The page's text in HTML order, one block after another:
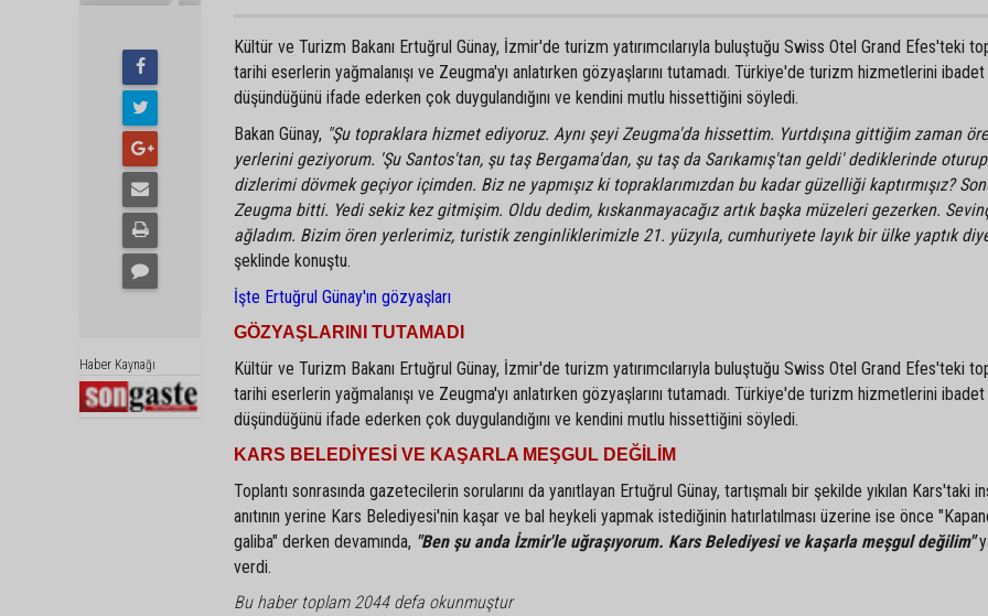
Haber Kaynağı
Kültür ve Turizm Bakanı Ertuğrul Günay, İzmir'de turizm yatırımcılarıyla buluştuğu Swiss Otel Grand Efes'teki
tarihi eserlerin yağmalanışı ve Zeugma'yı anlatırken gözyaşlarını tutamadı. Türkiye'de turizm hizmetlerini
düşündüğünü ifade ederken çok duygulandığını ve kendini mutlu hissettiğini söyledi.
Bakan Günay, "Şu topraklara hizmet ediyoruz. Aynı şeyi Zeugma'da hissettim. Yurtdışına gittiğim zaman
yerlerini geziyorum. 'Şu Santos'tan, şu taş Bergama'dan, şu taş da Sarıkamış'tan geldi' dediklerinde oturup
dizlerimi dövmek geçiyor içimden. Biz ne yapmışız ki topraklarımızdan bu kadar güzelliği kaptırmışız?
Zeugma bitti. Yedi sekiz kez gitmişim. Oldu dedim, kıskanmayacağız artık başka müzeleri gezerken.
ağladım. Bizim ören yerlerimiz, turistik zenginliklerimizle 21. yüzyıla, cumhuriyete layık bir ülke yaptık
şeklinde konuştu.
İşte Ertuğrul Günay'ın gözyaşları
GÖZYAŞLARINI TUTAMADI
Kültür ve Turizm Bakanı Ertuğrul Günay, İzmir'de turizm yatırımcılarıyla buluştuğu Swiss Otel Grand Efes'teki
tarihi eserlerin yağmalanışı ve Zeugma'yı anlatırken gözyaşlarını tutamadı. Türkiye'de turizm hizmetlerini
düşündüğünü ifade ederken çok duygulandığını ve kendini mutlu hissettiğini söyledi.
KARS BELEDİYESİ VE KAŞARLA MEŞGUL DEĞİLİM
Toplantı sonrasında gazetecilerin sorularını da yanıtlayan Ertuğrul Günay, tartışmalı bir şekilde yıkılan Kars'taki
anıtının yerine Kars Belediyesi'nin kaşar ve bal heykeli yapmak istediğinin hatırlatılması üzerine ise önce
galiba" derken devamında, "Ben şu anda İzmir'le uğraşıyorum. Kars Belediyesi ve kaşarla meşgul değilim"
verdi.
Bu haber toplam 2044 defa okunmuştur